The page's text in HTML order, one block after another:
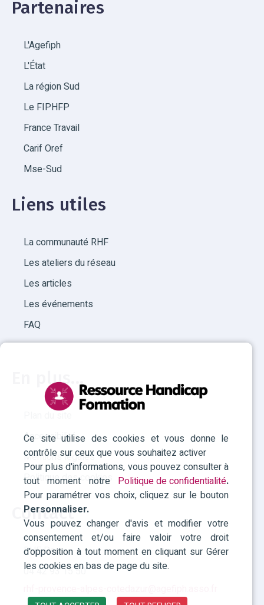
Ce site utilise des cookies et vous donne le
contrôle sur ceux que vous souhaitez activer
Pour plus d'informations, vous pouvez consulter à
tout moment notre Politique de confidentialité.
Pour paramétrer vos choix, cliquez sur le bouton
Personnaliser.
Vous pouvez changer d'avis et modifier votre
consentement et/ou faire valoir votre droit
d'opposition à tout moment en cliquant sur Gérer
les cookies en bas de page du site.
Partenaires
L'Agefiph
L'État
La région Sud
Le FIPHFP
France Travail
Carif Oref
Mse-Sud
Liens utiles
La communauté RHF
Les ateliers du réseau
Les articles
Les événements
FAQ
En plus...
Plan du site
Accessibilité
Mentions légales
Politique des cookies
Contact
RHF Paca
04 42 93 15 50